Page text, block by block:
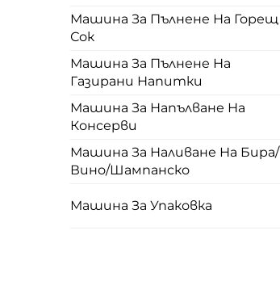
Машина За Пълнене На Горещ
Сок
Машина За Пълнене На
Газирани Напитки
Машина За Напълване На
Консерви
Машина За Наливане На Бира/
Вино/Шампанско
Машина За Упаковка